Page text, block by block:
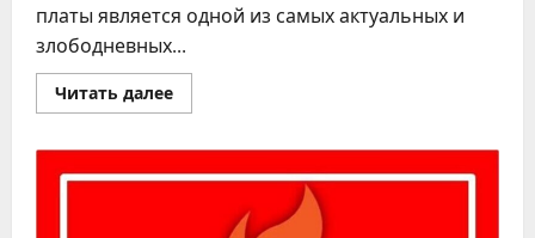
платы является одной из самых актуальных и
злободневных...
Читать далееПрочитать
больше
о
негативных
неформальной
занятости